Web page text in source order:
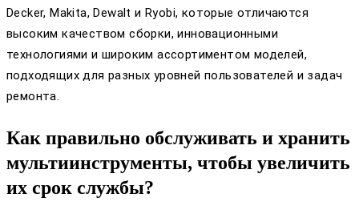
Decker, Makita, Dewalt и Ryobi, которые отличаются
высоким качеством сборки, инновационными
технологиями и широким ассортиментом моделей,
подходящих для разных уровней пользователей и задач
ремонта.
Как правильно обслуживать и хранить
мультиинструменты, чтобы увеличить
их срок службы?